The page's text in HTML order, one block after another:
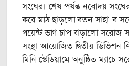
সংঘের। শেষ পর্যন্ত নবোদয়
করে মাঠ ছাড়লো রতন সাহা-‌র
পয়েন্ট ভাগ চাপ বাড়ালো সরোজ
সংস্থা আয়োজিত দ্বিতীয় ডিভিশন
মিনি স্টেডিয়ামে অনুষ্ঠিত